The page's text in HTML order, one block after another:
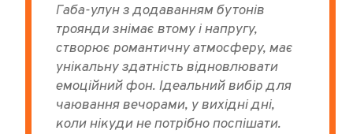
Габа-улун з додаванням бутонів
троянди знімає втому і напругу,
створює романтичну атмосферу, має
унікальну здатність відновлювати
емоційний фон. Ідеальний вибір для
чаювання вечорами, у вихідні дні,
коли нікуди не потрібно поспішати.